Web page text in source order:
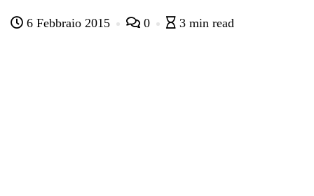
bo tte ts
gr ed di
6 Febbraio 2015 0 3 min read